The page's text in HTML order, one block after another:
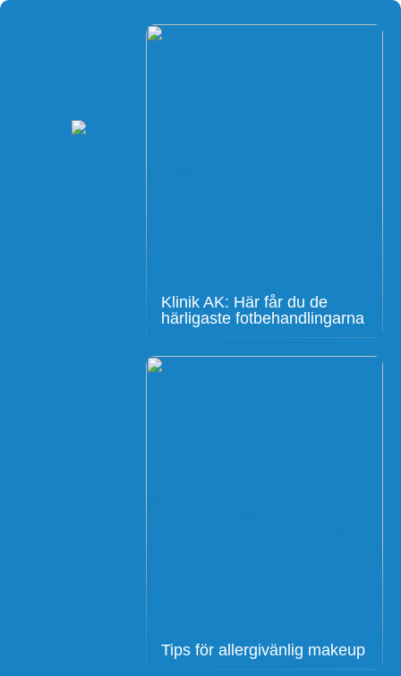
Klinik AK: Här får du de
härligaste fotbehandlingarna
Tips för allergivänlig makeup